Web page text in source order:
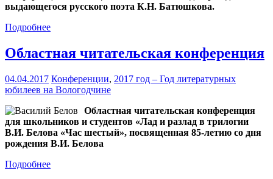
выдающегося русского поэта К.Н. Батюшкова.
Подробнее
Областная читательская конференция
04.04.2017 Конференции, 2017 год – Год литературных
юбилеев на Вологодчине
Областная читательская конференция
для школьников и студентов «Лад и разлад в трилогии
В.И. Белова «Час шестый», посвященная 85-летию со дня
рождения В.И. Белова
Подробнее